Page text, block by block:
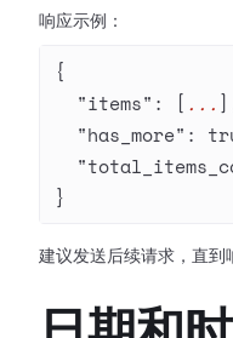
响应示例：
{
  "items"
: [ ...
  "has_more"
:
}
建议发送后续请求，直到